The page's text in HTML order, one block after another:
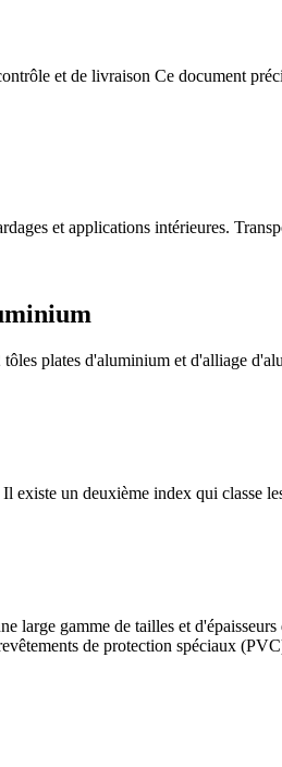
et de livraison Ce document
et applications intérieures.
plates d'aluminium et d'alliage
existe un deuxième index qui classe
gamme de tailles et
de protection spéciaux